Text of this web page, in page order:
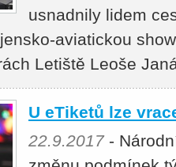
usnadnily lidem
aviatickou
Letiště Leoše
U eTiketů lze
22.9.2017-